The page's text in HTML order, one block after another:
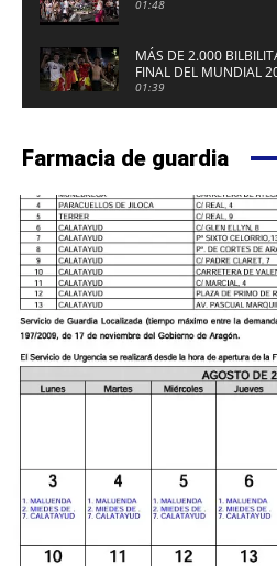
01:48
MÁS DE 2.000
FINAL DEL MUNDIAL
FUERTE DE CALATAYUD
01:39
Farmacia de guardia